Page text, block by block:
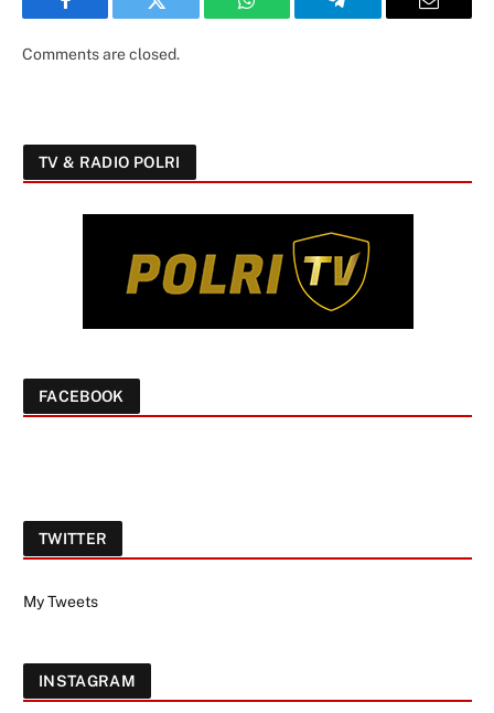
Facebook Twitter WhatsApp Telegram Email
Comments are closed.
TV & RADIO POLRI
FACEBOOK
TWITTER
My Tweets
INSTAGRAM